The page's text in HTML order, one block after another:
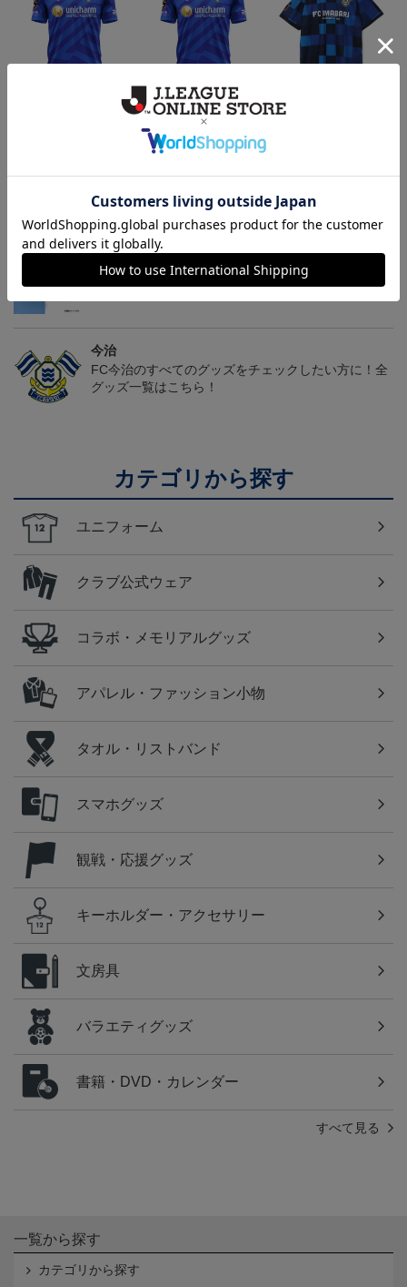
26/27 レプリカユニフォ
26/27 オーセンティック
ユニフォーム(FP1st)
26,100円～30,400円
会員特典
コンフィットシャツ（20
26SP）
今治
里山スタジアムプロジェクトや関連グッズをチェッ
ク！
今治
FC今治のすべてのグッズをチェックしたい方に！全
グッズ一覧はこちら！
カテゴリから探す
ユニフォーム
クラブ公式ウェア
コラボ・メモリアルグッズ
アパレル・ファッション小物
タオル・リストバンド
スマホグッズ
観戦・応援グッズ
キーホルダー・アクセサリー
文房具
バラエティグッズ
書籍・DVD・カレンダー
すべて見る
一覧から探す
カテゴリから探す